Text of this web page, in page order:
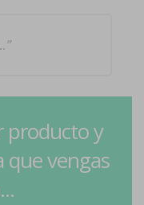
producto y
vengas